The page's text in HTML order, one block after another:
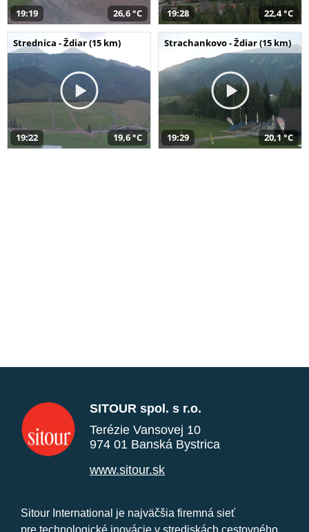
19:19 26,6 °C 19:28 22,4 °C
Strednica - Ždiar (15 km)
19:22 19,6 °C
Strachankovo - Ždiar (15 km)
19:29 20,1 °C
SITOUR spol. s r.o.
Terézie Vansovej 10
974 01 Banská Bystrica
www.sitour.sk
Sitour International je najväčšia firemná sieť